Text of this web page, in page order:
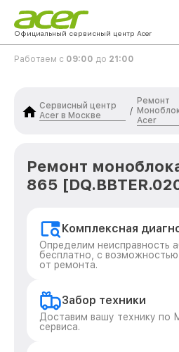
Официальный сервисный центр Acer
Работаем с 09:00 до 21:00
Сервисный центр
Acer в Москве
/
Ремонт
Acer
Ремонт
865
Комплексная
Определим неисправность
бесплатно, с возможностью
от ремонта.
Забор техники
Доставим вашу технику по
сервиса.